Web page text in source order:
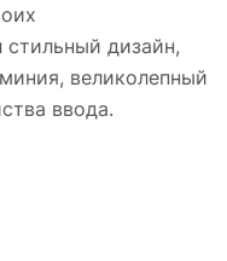
стильный дизайн,
великолепный
ввода.